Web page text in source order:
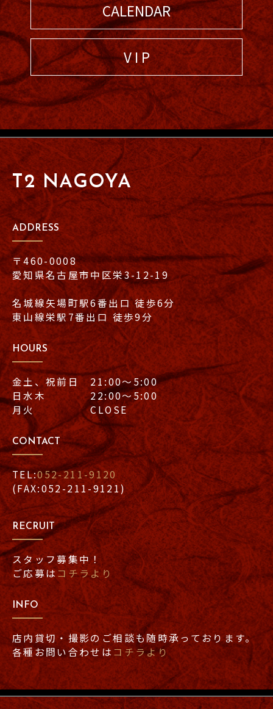
CALENDAR
V I P
T2 NAGOYA
ADDRESS
〒460-0008
愛知県名古屋市中区栄3-12-19
名城線矢場町駅6番出口 徒歩6分
東山線栄駅7番出口 徒歩9分
HOURS
金土、祝前日 21:00〜5:00
日水木 22:00〜5:00
月火 CLOSE
CONTACT
TEL:052-211-9120
(FAX:052-211-9121)
RECRUIT
スタッフ募集中！
ご応募はコチラより
INFO
店内貸切・撮影のご相談も随時承っております。
各種お問い合わせはコチラより